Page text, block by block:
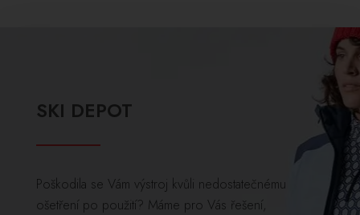
SKI DEPOT
Poškodila se Vám výstroj kvůli nedostatečnému
ošetření po použití? Máme pro Vás řešení,